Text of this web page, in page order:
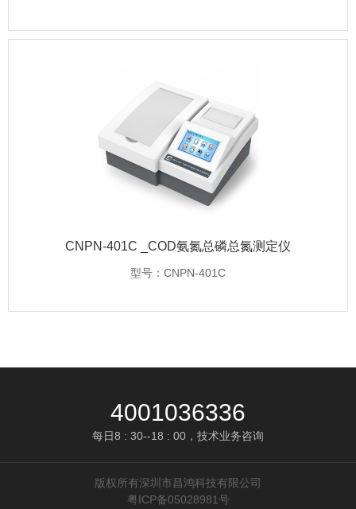
CNPN-401C _COD氨氮总磷总氮测定仪
型号：CNPN-401C
4001036336
每日8 : 30--18 : 00，技术业务咨询
版权所有深圳市昌鸿科技有限公司
粤ICP备05028981号